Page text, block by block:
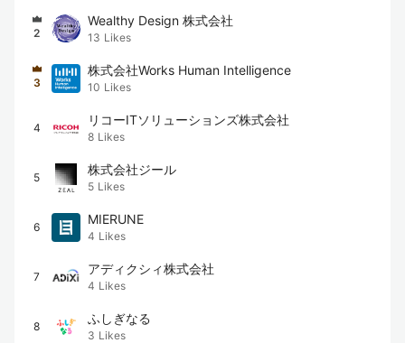
2
Wealthy Design 株式会社
13 Likes
3
株式会社Works Human Intelligence
10 Likes
4
リコーITソリューションズ株式会社
8 Likes
5
株式会社ジール
5 Likes
6
MIERUNE
4 Likes
7
アディクシィ株式会社
4 Likes
8
ふしぎなる
3 Likes